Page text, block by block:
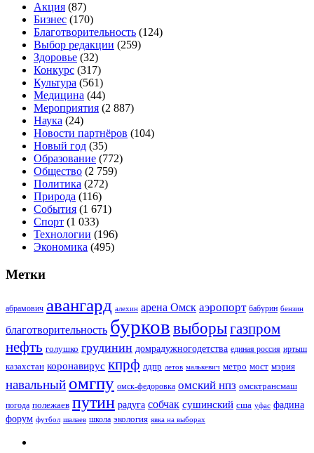
Акция (87)
Бизнес (170)
Благотворительность (124)
Выбор редакции (259)
Здоровье (32)
Конкурс (317)
Культура (561)
Медицина (44)
Мероприятия (2 887)
Наука (24)
Новости партнёров (104)
Новый год (35)
Образование (772)
Общество (2 759)
Политика (272)
Природа (116)
События (1 671)
Спорт (1 033)
Технологии (196)
Экономика (495)
Метки
абрамович авангард алехин арена Омск аэропорт бабурин бензин
благотворительность бурков выборыгазпром
нефть голушко грудинин домрадужногодетства единая россия иртыш
казахстан коронавирус кпрф лдпр летов малькевич метро мост мэрия
навальный омгпу омск-федоровка омский нпз омсктрансмаш
погода полежаев путин радуга собчак сушинский сша уфас фадина
форум футбол шалаев школа экология явка на выборах